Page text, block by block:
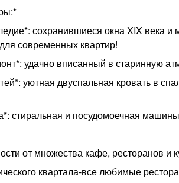
сохранившиеся окна XIX века
современных квартир!
удачно вписанный в старинную
уютная двуспальная кровать в
стиральная и посудомоечная
от множества кафе, ресторанов и
квартала-все любимые